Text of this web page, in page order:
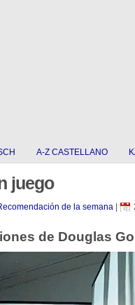
A-Z CASTELLANO
juego
de la semana|
de Douglas